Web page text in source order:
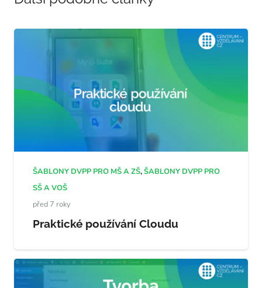
ŠABLONY DVPP PRO MŠ A ZŠ,ŠABLONY DVPP PRO
SŠ A VOŠ
před 7 roky
Praktické používání Cloudu